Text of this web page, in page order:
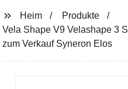
Heim
Produkte
Vela Shape V9 Velashape 3
zum Verkauf Syneron Elos